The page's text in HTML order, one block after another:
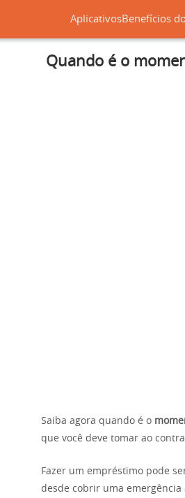
AplicativosBenefícios
Quando é o
Saiba agora quando é o
que você deve tomar ao
Fazer um empréstimo pode
desde cobrir uma